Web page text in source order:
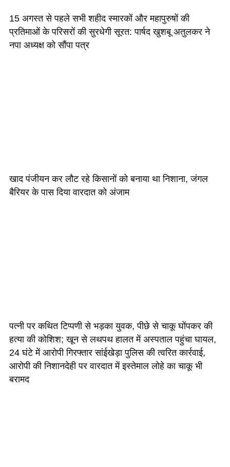
15 अगस्त से पहले सभी शहीद स्मारकों और महापुरुषों की
प्रतिमाओं के परिसरों की सुरधेगी सूरत: पार्षद खुशबू अतुलकर ने
नपा अध्यक्ष को सौंपा पत्र
खाद पंजीयन कर लौट रहे किसानों को बनाया था निशाना, जंगल
बैरियर के पास दिया वारदात को अंजाम
पत्नी पर कथित टिप्पणी से भड़का युवक, पीछे से चाकू घोंपकर की
हत्या की कोशिश; खून से लथपथ हालत में अस्पताल पहुंचा घायल,
24 घंटे में आरोपी गिरफ्तार सांईखेड़ा पुलिस की त्वरित कार्रवाई,
आरोपी की निशानदेही पर वारदात में इस्तेमाल लोहे का चाकू भी
बरामद